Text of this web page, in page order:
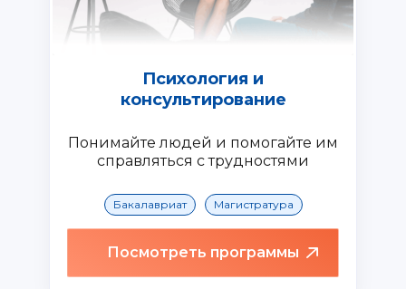
Бакалавриат Магистратура
Психология и
консультирование
Понимайте людей и помогайте им
справляться с трудностями
Посмотреть программы